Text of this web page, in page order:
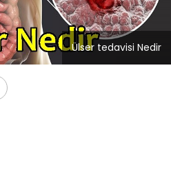
Ülser tedavisi Nedir